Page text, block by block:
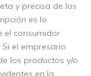
y precisa de los
es lo
el consumidor
el empresario
los productos y/o
en la